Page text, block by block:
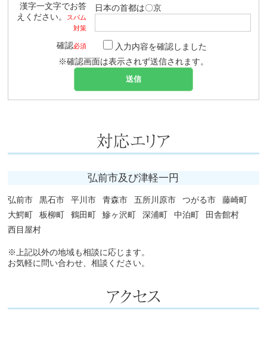
漢字一文字でお答
えください。
スパム
対策
日本の首都は〇京
確認必須
入力内容を確認しました
※確認画面は表示されず送信されます。
弘前市及び津軽一円
弘前市 黒石市 平川市 青森市 五所川原市 つがる市
藤崎町
大鰐町
板柳町 鶴田町 鰺ヶ沢町 深浦町 中泊町
田舎館村
西目屋村
※上記以外の地域も相談に応じます。
お気軽に問い合わせ、相談ください。